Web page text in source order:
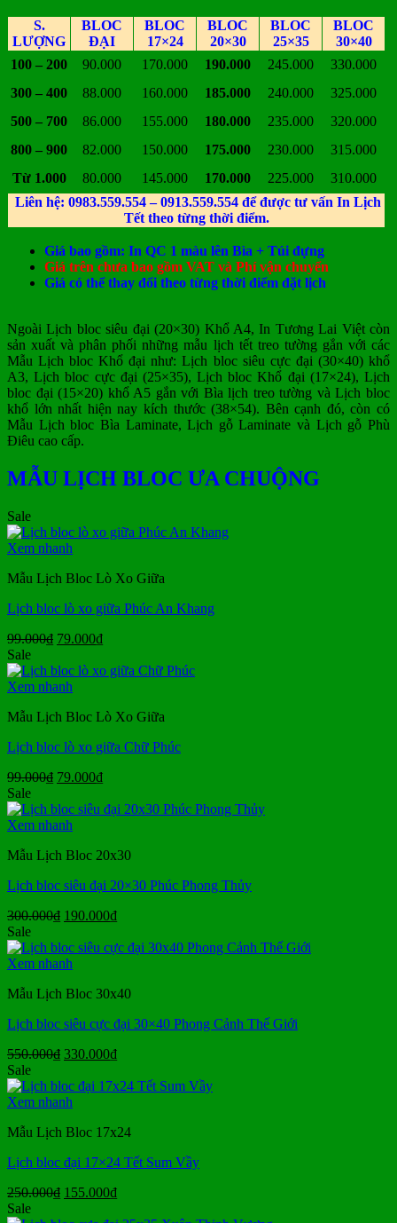
S.
LƯỢNG
BLOC
ĐẠI
BLOC
17×24
BLOC
20×30
BLOC
25×35
BLOC
30×40
100 – 200
90.000 170.000 190.000 245.000
330.000
300 – 400
88.000 160.000 185.000 240.000
325.000
500 – 700
86.000 155.000 180.000 235.000
320.000
800 – 900
82.000 150.000 175.000 230.000
315.000
Từ 1.000
80.000 145.000 170.000 225.000
310.000
Liên hệ: 0983.559.554 – 0913.559.554 để được tư vấn In Lịch
Tết theo từng thời điểm.
Giá bao gồm: In QC 1 màu lên Bìa + Túi đựng
Giá trên chưa bao gồm VAT và Phí vận chuyển
Giá có thể thay đổi theo từng thời điểm đặt lịch
Ngoài Lịch bloc siêu đại (20×30) Khổ A4, In Tương Lai Việt còn
sản xuất và phân phối những mẫu lịch tết treo tường gắn với các
Mẫu Lịch bloc Khổ đại như: Lịch bloc siêu cực đại (30×40) khổ
A3, Lịch bloc cực đại (25×35), Lịch bloc Khổ đại (17×24), Lịch
bloc đại (15×20) khổ A5 gắn với Bìa lịch treo tường và Lịch bloc
khổ lớn nhất hiện nay kích thước (38×54). Bên cạnh đó, còn có
Mẫu Lịch bloc Bìa Laminate, Lịch gỗ Laminate và Lịch gỗ Phù
Điêu cao cấp.
MẪU LỊCH BLOC ƯA CHUỘNG
Sale
Xem nhanh
Mẫu Lịch Bloc Lò Xo Giữa
Lịch bloc lò xo giữa Phúc An Khang
99.000₫ Giá
là:
99.000₫.
79.000₫Giá
tại
Sale
Xem nhanh
Mẫu Lịch Bloc Lò Xo Giữa
Lịch bloc lò xo giữa Chữ Phúc
99.000₫ Giá
là:
99.000₫.
79.000₫Giá
tại
Sale
Xem nhanh
Mẫu Lịch Bloc 20x30
Lịch bloc siêu đại 20×30 Phúc Phong Thủy
300.000₫ Giá
là:
300.000₫.
190.000₫Giá
tại
Sale
Xem nhanh
Mẫu Lịch Bloc 30x40
Lịch bloc siêu cực đại 30×40 Phong Cảnh Thế Giới
550.000₫ Giá
là:
550.000₫.
330.000₫Giá
tại
Sale
Xem nhanh
Mẫu Lịch Bloc 17x24
Lịch bloc đại 17×24 Tết Sum Vầy
250.000₫ Giá
155.000₫Giá
Sale